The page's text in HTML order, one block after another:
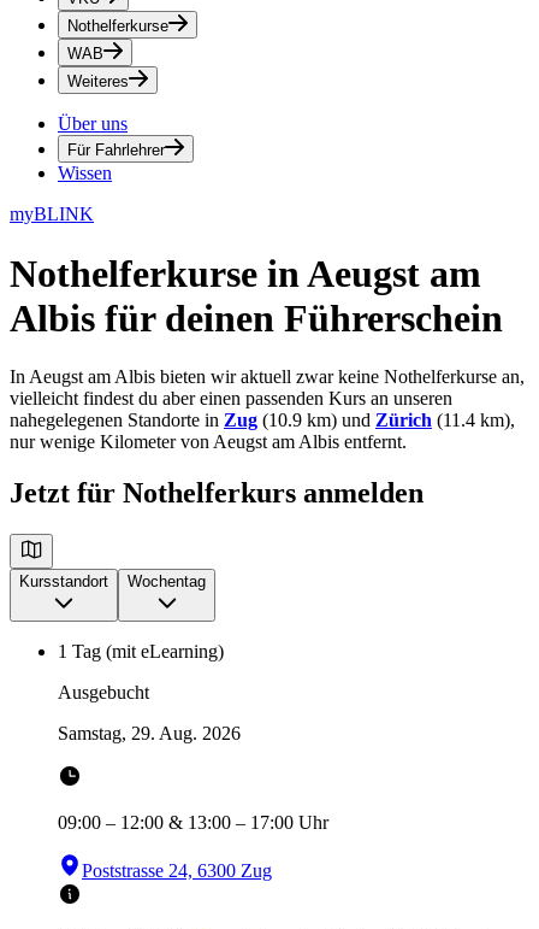
Nothelferkurse
WAB
Weiteres
Über uns
Für Fahrlehrer
Wissen
myBLINK
Nothelferkurse in Aeugst am
Albis für deinen Führerschein
In Aeugst am Albis bieten wir aktuell zwar keine Nothelferkurse an,
vielleicht findest du aber einen passenden Kurs an unseren
nahegelegenen Standorte in Zug (10.9 km) und Zürich (11.4 km),
nur wenige Kilometer von Aeugst am Albis entfernt.
Jetzt für Nothelferkurs anmelden
Kursstandort Wochentag
1 Tag (mit eLearning)
Ausgebucht
Samstag, 29. Aug. 2026
09:00 – 12:00 & 13:00 – 17:00 Uhr
Poststrasse 24, 6300 Zug